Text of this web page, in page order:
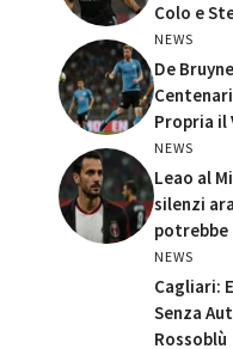
Colo e
NEWS
De
Propria il
NEWS
Leao al
silenzi
potrebbe
NEWS
Cagliari:
Senza
Rossoblù